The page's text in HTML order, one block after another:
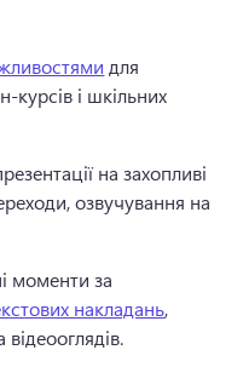
для
курсів і шкільних
на захопливі
озвучування на
моменти за
накладань,
відеооглядів.